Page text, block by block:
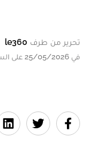
تحرير من طرف le360
في 25/05/2026 على الساعة 10:00